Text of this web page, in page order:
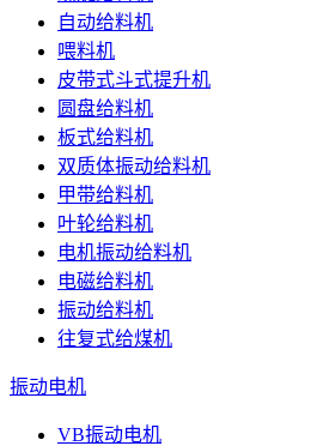
自动给料机
喂料机
皮带式斗式提升机
圆盘给料机
板式给料机
双质体振动给料机
甲带给料机
叶轮给料机
电机振动给料机
电磁给料机
振动给料机
往复式给煤机
振动电机
VB振动电机